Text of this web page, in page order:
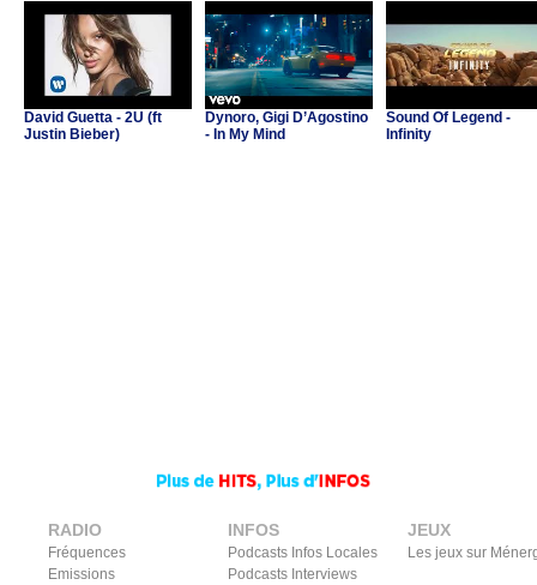
David Guetta - 2U (ft
Justin Bieber)
Dynoro, Gigi D’Agostino
- In My Mind
Sound Of Legend -
Infinity
RADIO
Fréquences
Emissions
INFOS
Podcasts Infos Locales
Podcasts Interviews
JEUX
Les jeux sur